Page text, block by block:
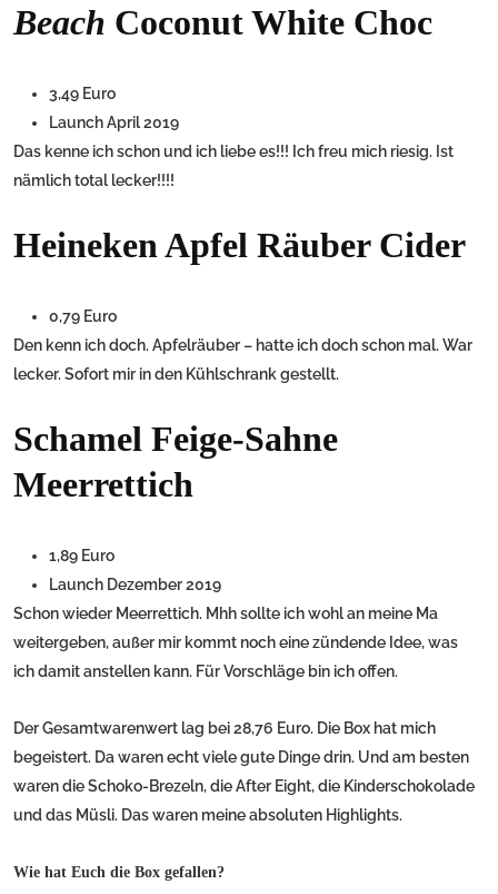
Beach Coconut White Choc
3,49 Euro
Launch April 2019
Das kenne ich schon und ich liebe es!!! Ich freu mich riesig. Ist
nämlich total lecker!!!!
Heineken Apfel Räuber Cider
0,79 Euro
Den kenn ich doch. Apfelräuber – hatte ich doch schon mal. War
lecker. Sofort mir in den Kühlschrank gestellt.
Schamel Feige-Sahne
Meerrettich
1,89 Euro
Launch Dezember 2019
Schon wieder Meerrettich. Mhh sollte ich wohl an meine Ma
weitergeben, außer mir kommt noch eine zündende Idee, was
ich damit anstellen kann. Für Vorschläge bin ich offen.
Der Gesamtwarenwert lag bei 28,76 Euro. Die Box hat mich
begeistert. Da waren echt viele gute Dinge drin. Und am besten
waren die Schoko-Brezeln, die After Eight, die Kinderschokolade
und das Müsli. Das waren meine absoluten Highlights.
Wie hat Euch die Box gefallen?